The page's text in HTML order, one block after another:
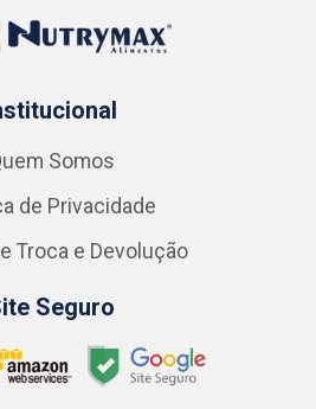
Somos
de Privacidade
Troca e Devolução
Seguro